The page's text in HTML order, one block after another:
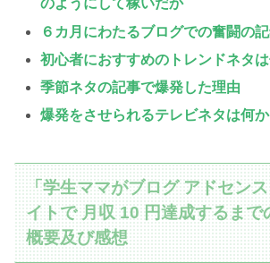
のようにして稼いだか
６カ月にわたるブログでの奮闘の
初心者におすすめのトレンドネタ
季節ネタの記事で爆発した理由
爆発をさせられるテレビネタは何か
「学生ママがブログ アドセン
イトで 月収 10 円達成するまで
概要及び感想